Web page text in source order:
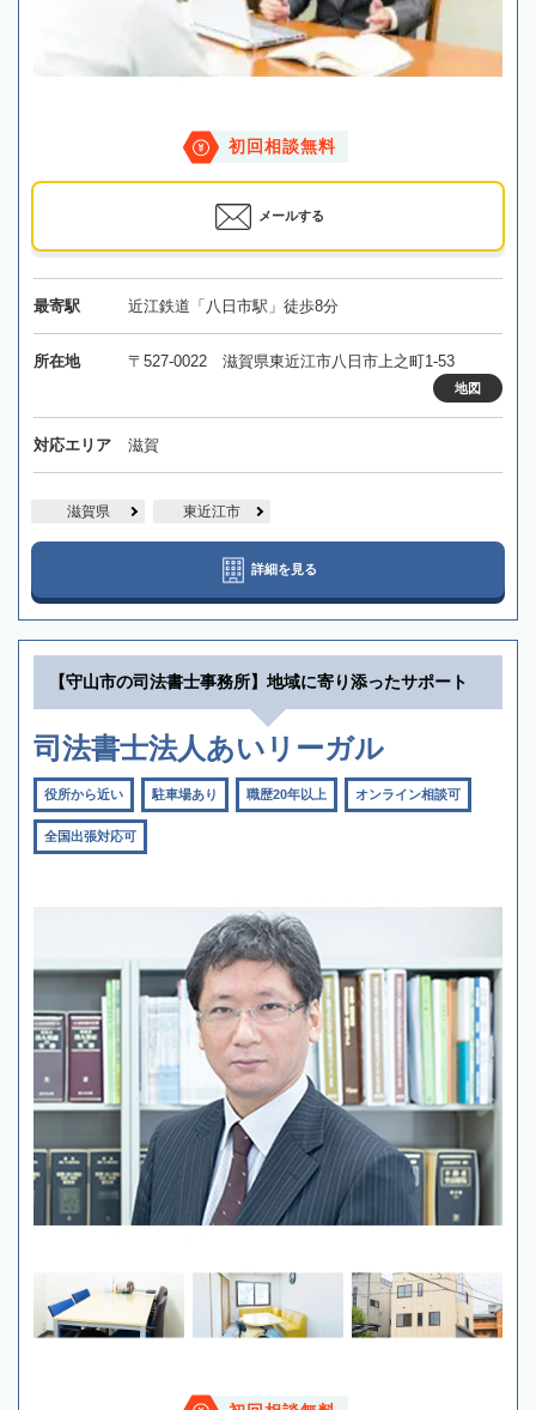
初回相談無料
メールする
最寄駅 近江鉄道「八日市駅」徒歩8分
所在地 〒527-0022 滋賀県東近江市八日市上之町1-53
地図
対応エリア 滋賀
滋賀県 東近江市
詳細を見る
【守山市の司法書士事務所】地域に寄り添ったサポート
司法書士法人あいリーガル
役所から近い 駐車場あり 職歴20年以上 オンライン相談可
全国出張対応可